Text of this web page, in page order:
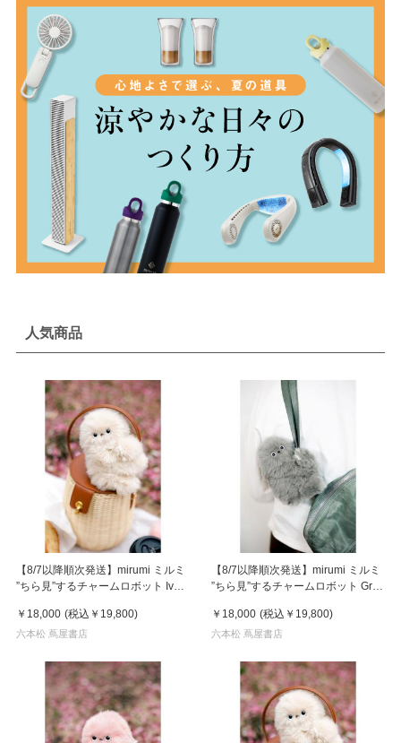
人気商品
【8/7以降順次発送】mirumi ミルミ
”ちら見”するチャームロボット Ivory
￥18,000 (税込 ￥19,800)
六本松 蔦屋書店
【8/7以降順次発送】mirumi ミルミ
”ちら見”するチャームロボット Gray
￥18,000 (税込 ￥19,800)
六本松 蔦屋書店